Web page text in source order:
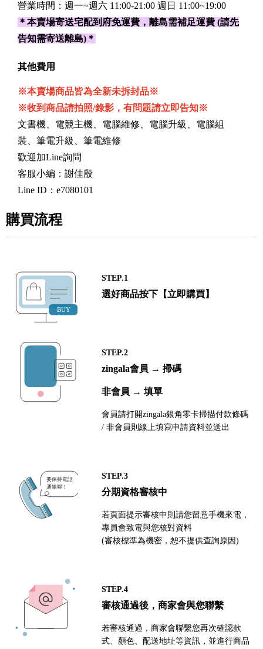
營業時間：週一~週六 11:00-21:00 週日 11:00~19:00
＊本賣場寄送宅配到府免運費，離島需補足運費 (請先
告知需寄送離島)＊
其他費用
※本賣場商品皆為全新未拆封品※
※收到商品請拍照/錄影，有問題請立即告知※
文書機、電競主機、電腦維修、電腦升級、電腦組
裝、筆電升級、筆電維修
歡迎加Line詢問
客服小編：謝佳殷
Line ID：e7080101
購買流程
STEP.1
選好商品按下【立即購買】
STEP.2
zingala會員 → 掃碼
非會員 → 填單
會員請打開zingala銀角零卡掃描付款條碼
/ 非會員則線上填寫申請資料並送出
STEP.3
分期資格審核中
若頁面提示審核中則請您留意手機來電，
專員會致電與您核對資料
(審核標準為機密，恕不提供查詢原因)
STEP.4
審核通過後，商家會與您聯繫
若審核通過，商家會聯繫您再次確認款
式、顏色、配送地址等資訊，並進行商品